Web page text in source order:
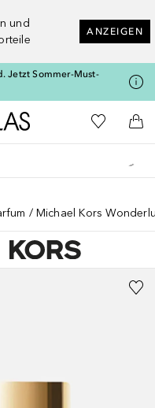
und
ANZEIGEN
Jetzt Sommer-Must-
Zur Douglas Startseite
Zu Meiner
Michael Kors